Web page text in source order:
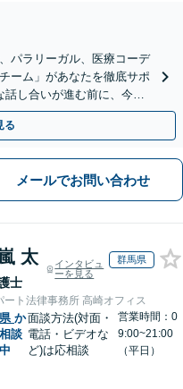
パラリーガル、医療コーデ
ーム」があなたを徹底サポ
し合いが進む前に、今す
る
メールでお問い合わせ
太
士
インタビュ
ーを見る
群馬県
ート法律事務所 高崎オフィス
か
談
面談方法(対面・
電話・ビデオな
ど)は応相談
営業時間：0
9:00~21:00
（平日）